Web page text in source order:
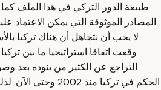
طبيعة الدور التركي في هذا الملف
المصادر الموثوقة التي يمكن الاعتماد
وقعت اتفاقا استراتيجيا ما بين
التراجع عن الكثير من بنوده بعد
الحكم في تركيا منذ